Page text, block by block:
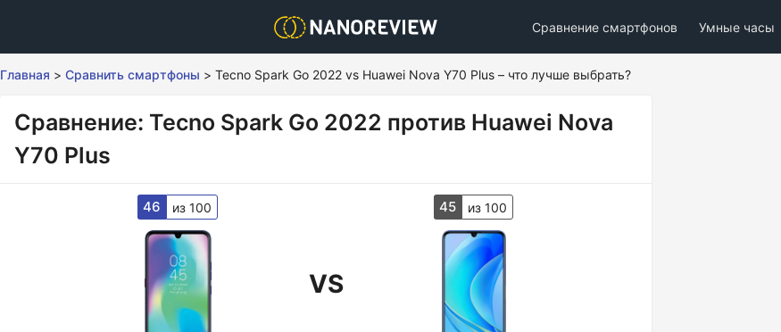
Сравнение смартфонов Умные часы
Главная > Сравнить смартфоны > Tecno Spark Go 2022 vs Huawei Nova Y70 Plus – что лучше выбрать?
Сравнение: Tecno Spark Go 2022 против Huawei Nova
Y70 Plus
46 из 100
VS
45 из 100